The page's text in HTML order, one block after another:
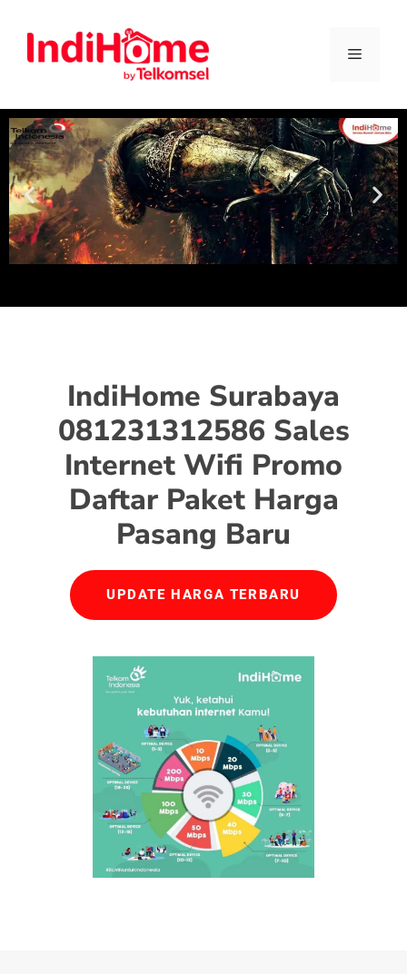
IndiHome Surabaya
081231312586 Sales
Internet Wifi Promo
Daftar Paket Harga
Pasang Baru
UPDATE HARGA TERBARU